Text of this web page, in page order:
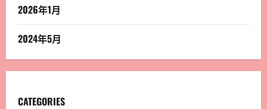
2026年1月
2024年5月
CATEGORIES